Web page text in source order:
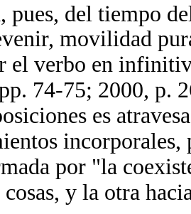
pues, del tiempo
movilidad
el verbo en
74-75; 2000, p.
es
por "la
cosas, y la otra